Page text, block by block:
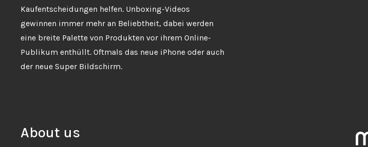
Kaufentscheidungen helfen. Unboxing-Videos
gewinnen immer mehr an Beliebtheit, dabei werden
eine breite Palette von Produkten vor ihrem Online-
Publikum enthüllt. Oftmals das neue iPhone oder auch
der neue Super Bildschirm.
About us